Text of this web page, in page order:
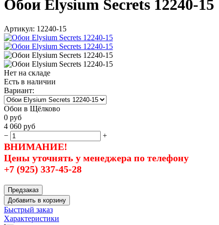
Обои Elysium Secrets 12240-15
Артикул: 12240-15
Нет на складе
Есть в наличии
Вариант:
Обои в Щёлково
0 руб
4 060 руб
−
+
ВНИМАНИЕ!
Цены уточнять у менеджера по телефону
+7 (925) 337-45-28
Предзаказ
Добавить в корзину
Быстрый заказ
Характеристики